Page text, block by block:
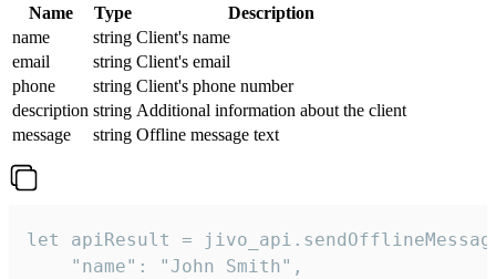
Name Type
Description
name
string Client's name
email
string Client's email
phone
string Client's phone number
description string Additional information about the client
message
string Offline message text
let apiResult =
    "name": "John Smith",